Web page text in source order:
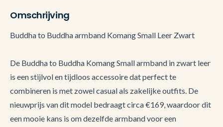
Omschrijving
Buddha to Buddha armband Komang Small Leer Zwart
De Buddha to Buddha Komang Small armband in zwart leer
is een stijlvol en tijdloos accessoire dat perfect te
combineren is met zowel casual als zakelijke outfits. De
nieuwprijs van dit model bedraagt circa €169, waardoor dit
een mooie kans is om dezelfde armband voor een